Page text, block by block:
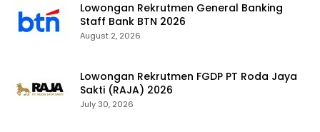
Lowongan Rekrutmen General Banking
Staff Bank BTN 2026
August 2, 2026
Lowongan Rekrutmen FGDP PT Roda Jaya
Sakti (RAJA) 2026
July 30, 2026